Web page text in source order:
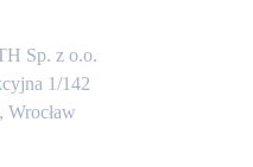
Sp. z o.o.
1/142
Wrocław